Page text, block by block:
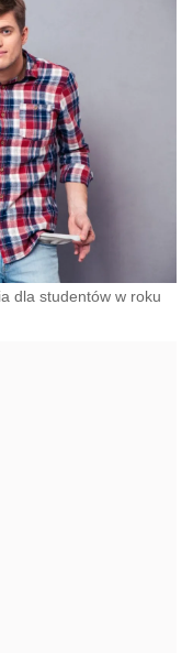
dla studentów w roku